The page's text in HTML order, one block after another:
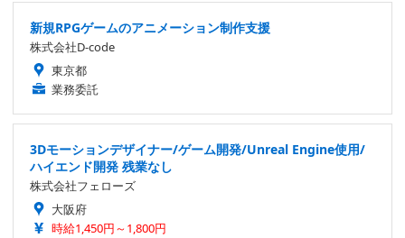
新規RPGゲームのアニメーション制作支援
株式会社D-code
東京都
業務委託
3Dモーションデザイナー/ゲーム開発/Unreal Engine使用/
ハイエンド開発 残業なし
株式会社フェローズ
大阪府
時給1,450円～1,800円